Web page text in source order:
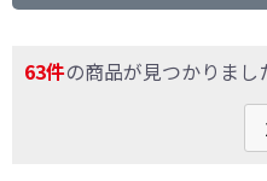
63件の商品が見つかりまし